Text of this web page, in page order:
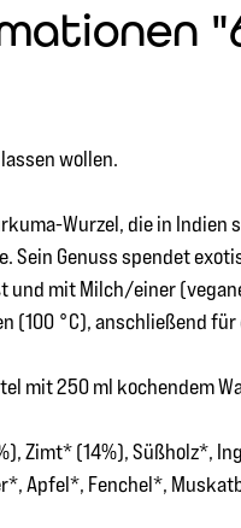
wollen.
Wurzel, die in
Sein Genuss spendet
und mit Milch/einer
(100 °C), anschließend
mit 250 ml kochendem
Zimt* (14%), Süßholz*,
Apfel*, Fenchel*,